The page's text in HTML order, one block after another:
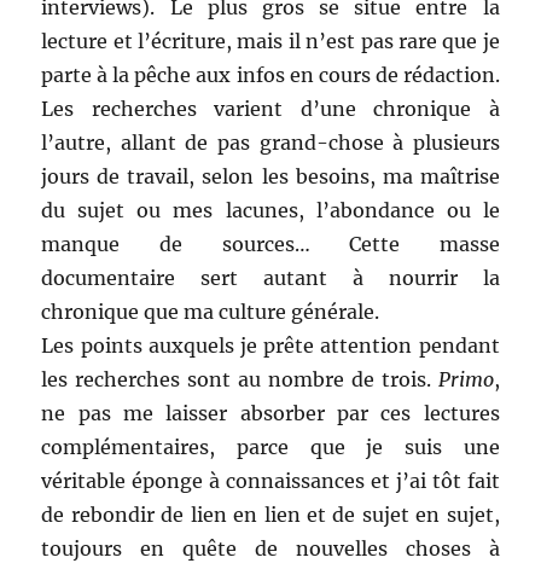
interviews). Le plus gros se situe entre la
lecture et l’écriture, mais il n’est pas rare que je
parte à la pêche aux infos en cours de rédaction.
Les recherches varient d’une chronique à
l’autre, allant de pas grand-chose à plusieurs
jours de travail, selon les besoins, ma maîtrise
du sujet ou mes lacunes, l’abondance ou le
manque de sources… Cette masse
documentaire sert autant à nourrir la
chronique que ma culture générale.
Les points auxquels je prête attention pendant
les recherches sont au nombre de trois. Primo,
ne pas me laisser absorber par ces lectures
complémentaires, parce que je suis une
véritable éponge à connaissances et j’ai tôt fait
de rebondir de lien en lien et de sujet en sujet,
toujours en quête de nouvelles choses à